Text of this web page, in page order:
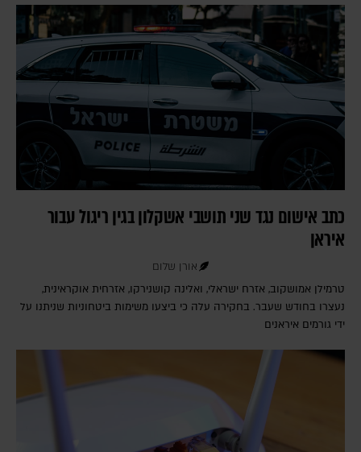
כתב אישום נגד שני תושבי אשקלון בגין ריגול עבור
איראן
אורן שלום
טרמילן אמושקוב, אזרח ישראלי, ואלינה קושנירקו, אזרחית אוקראינית,
נעצרו בחודש שעבר. בחקירה עלה כי ביצעו משימות ביטחוניות שניתנו על
ידי גורמים איראנים